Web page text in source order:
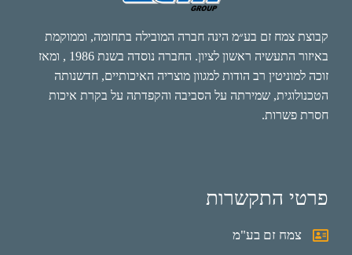
קבוצת צמח זם בע״מ הינה חברה המובילה בתחומה, וממוקמת
באיזור התעשיה ראשון לציון. החברה נוסדה בשנת 1986 , ומאז
זוכה למוניטין רב הודות למגוון מוצריה האיכותיים, חדשנותה
הטכנולוגית, שמירתה על הסביבה והקפדתה על בקרת איכות
חסרת פשרות.
פרטי התקשרות
צמח זם בע"מ